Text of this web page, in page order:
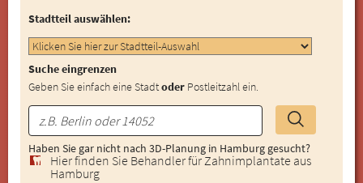
Stadtteil auswählen:
Suche eingrenzen
Geben Sie einfach eine Stadtoder Postleitzahl ein.
Haben Sie gar nicht nach 3D-Planung in Hamburg gesucht?
Hier finden Sie Behandler für Zahnimplantate aus
Hamburg